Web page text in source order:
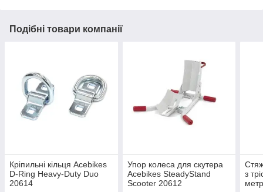
Подібні товари компанії
Кріпильні кільця Acebikes
D-Ring Heavy-Duty Duo
20614
Упор колеса для скутера
Acebikes SteadyStand
Scooter 20612
з